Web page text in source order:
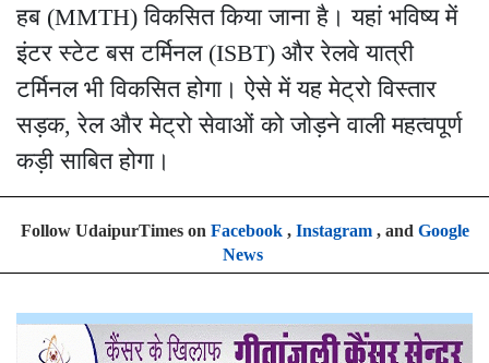
हब (MMTH) विकसित किया जाना है। यहां भविष्य में
इंटर स्टेट बस टर्मिनल (ISBT) और रेलवे यात्री
टर्मिनल भी विकसित होगा। ऐसे में यह मेट्रो विस्तार
सड़क, रेल और मेट्रो सेवाओं को जोड़ने वाली महत्वपूर्ण
कड़ी साबित होगा।
Follow UdaipurTimes on Facebook, Instagram, and Google
News